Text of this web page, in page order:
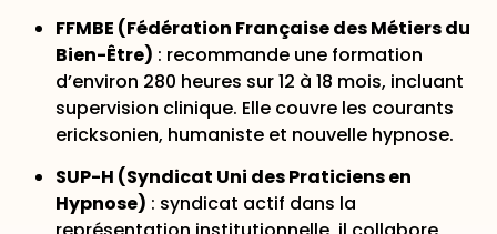
FFMBE (Fédération Française des Métiers du
Bien-Être) : recommande une formation
d’environ 280 heures sur 12 à 18 mois, incluant
supervision clinique. Elle couvre les courants
ericksonien, humaniste et nouvelle hypnose.
SUP-H (Syndicat Uni des Praticiens en
Hypnose) : syndicat actif dans la